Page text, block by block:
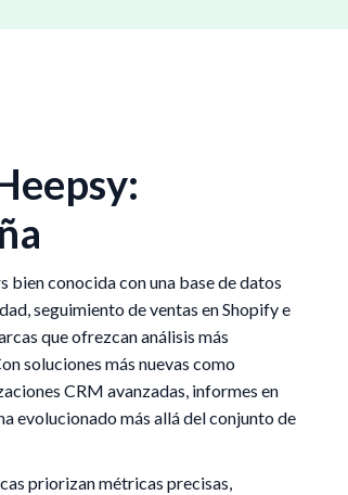
conocida con una base de datos
seguimiento de ventas en Shopify e
que ofrezcan análisis más
soluciones más nuevas como
CRM avanzadas, informes en
evolucionado más allá del conjunto de
priorizan métricas precisas,